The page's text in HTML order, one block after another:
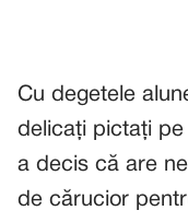
Cu degetele
delicați pictați pe
a decis că are
de cărucior